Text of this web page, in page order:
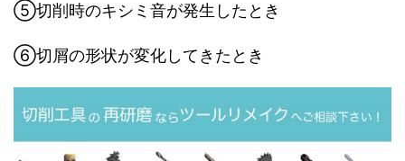
⑤切削時のキシミ音が発生したとき
⑥切屑の形状が変化してきたとき